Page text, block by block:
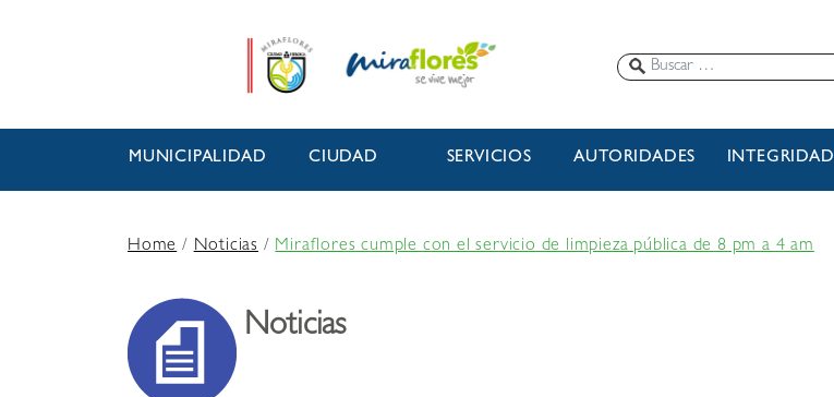
MUNICIPALIDAD CIUDAD SERVICIOS AUTORIDADES INTEGRIDAD
Home/Noticias /Miraflores cumple con el servicio de limpieza pública de 8 pm a 4 am
Noticias